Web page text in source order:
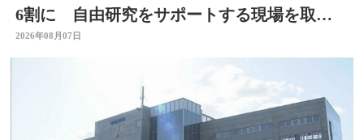
6割に 自由研究をサポートする現場を取
材 スタジオで「割れないシャボン玉」づく
りも
2026年08月07日